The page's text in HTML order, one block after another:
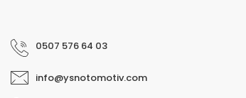
0507 576 64 03
info@ysnotomotiv.com